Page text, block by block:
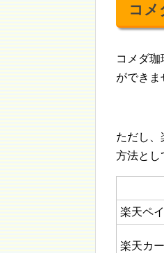
コメ
コメダ
ができま
ただし、
方法とし
楽天ペイ
楽天カ